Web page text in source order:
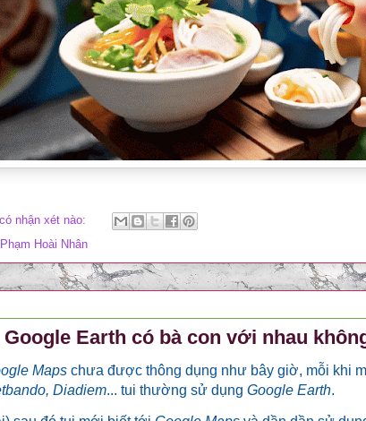
nhận xét nào:
Phạm Hoài Nhân
Google Earth có bà con với nhau
Maps chưa được thông dụng như bây giờ, mỗi khi
Diadiem... tui thường sử dụng Google Earth.